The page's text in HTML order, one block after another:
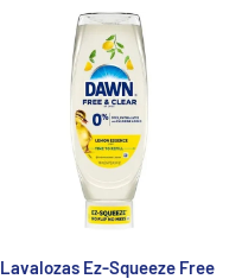
Lavalozas Ez-Squeeze Free